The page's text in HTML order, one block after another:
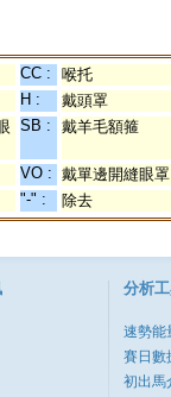
CC :
喉托
H :
戴頭罩
SB : 戴羊毛額箍
VO : 戴單邊開縫眼罩
"-" : 除去
分析
速勢能
賽日數
初出馬